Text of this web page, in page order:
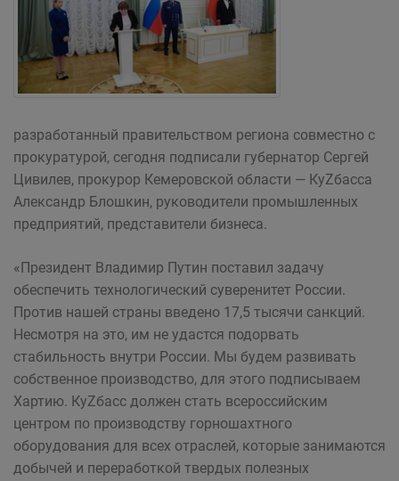
разработанный правительством региона совместно с
прокуратурой, сегодня подписали губернатор Сергей
Цивилев, прокурор Кемеровской области — КуZбасса
Александр Блошкин, руководители промышленных
предприятий, представители бизнеса.
«Президент Владимир Путин поставил задачу
обеспечить технологический суверенитет России.
Против нашей страны введено 17,5 тысячи санкций.
Несмотря на это, им не удастся подорвать
стабильность внутри России. Мы будем развивать
собственное производство, для этого подписываем
Хартию. КуZбасс должен стать всероссийским
центром по производству горношахтного
оборудования для всех отраслей, которые занимаются
добычей и переработкой твердых полезных